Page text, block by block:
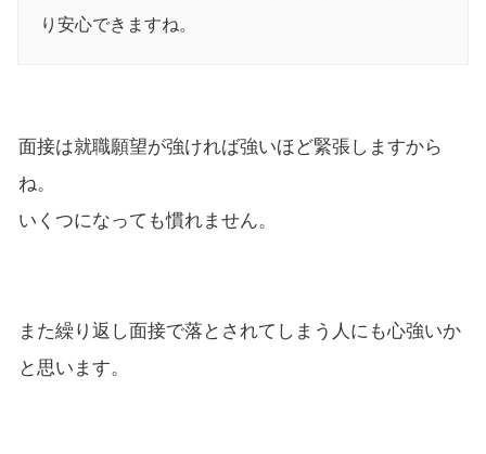
り安心できますね。
面接は就職願望が強ければ強いほど緊張しますから
ね。
いくつになっても慣れません。
また繰り返し面接で落とされてしまう人にも心強いか
と思います。